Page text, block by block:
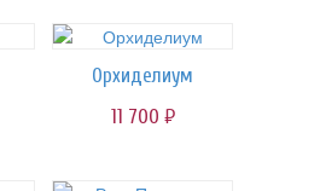
Орхиделиум
11 700 руб.